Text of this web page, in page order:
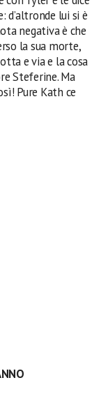
d’altronde lui si è
negativa è che
la sua morte,
e via e la cosa
Steferine. Ma
Pure Kath ce